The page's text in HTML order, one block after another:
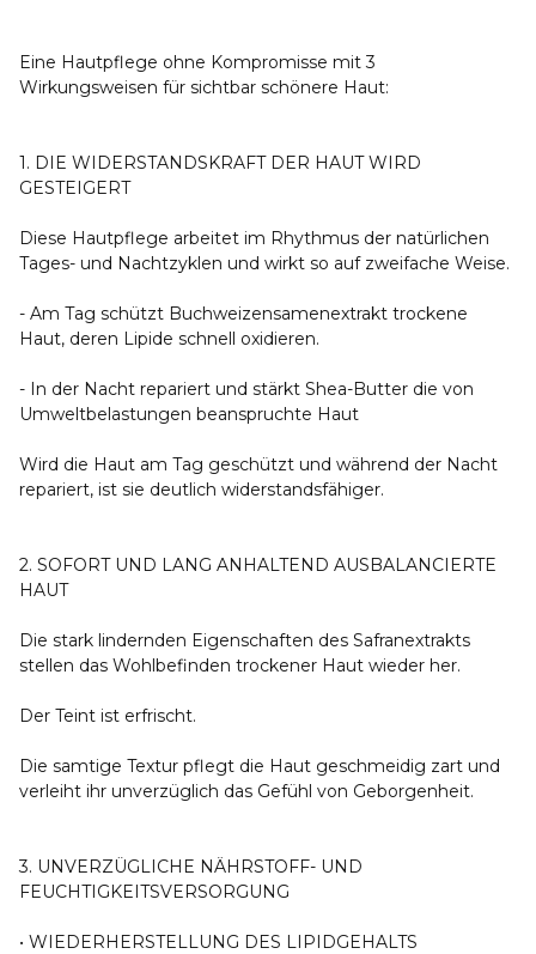
Eine Hautpflege ohne Kompromisse mit 3
Wirkungsweisen für sichtbar schönere Haut:
1. DIE WIDERSTANDSKRAFT DER HAUT WIRD
GESTEIGERT
Diese Hautpflege arbeitet im Rhythmus der natürlichen
Tages- und Nachtzyklen und wirkt so auf zweifache Weise.
- Am Tag schützt Buchweizensamenextrakt trockene
Haut, deren Lipide schnell oxidieren.
- In der Nacht repariert und stärkt Shea-Butter die von
Umweltbelastungen beanspruchte Haut
Wird die Haut am Tag geschützt und während der Nacht
repariert, ist sie deutlich widerstandsfähiger.
2. SOFORT UND LANG ANHALTEND AUSBALANCIERTE
HAUT
Die stark lindernden Eigenschaften des Safranextrakts
stellen das Wohlbefinden trockener Haut wieder her.
Der Teint ist erfrischt.
Die samtige Textur pflegt die Haut geschmeidig zart und
verleiht ihr unverzüglich das Gefühl von Geborgenheit.
3. UNVERZÜGLICHE NÄHRSTOFF- UND
FEUCHTIGKEITSVERSORGUNG
• WIEDERHERSTELLUNG DES LIPIDGEHALTS